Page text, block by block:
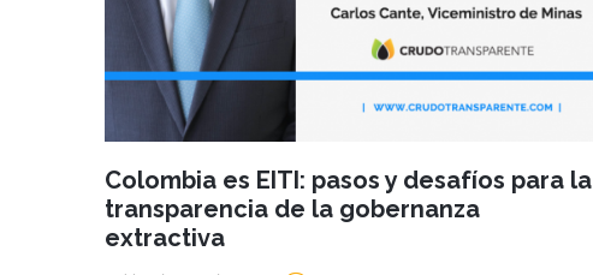
Colombia es EITI: pasos y desafíos para la
transparencia de la gobernanza
extractiva